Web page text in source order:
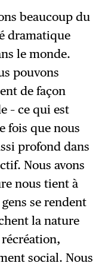
beaucoup du
dramatique
le monde.
pouvons
de façon
– ce qui est
fois que nous
profond dans
Nous avons
nous tient à
se rendent
la nature
social. Nous